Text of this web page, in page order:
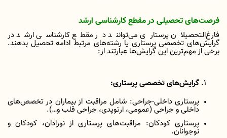
فرصت‌های تحصیلی در مقطع کارشناسی ارشد
فارغ‌التحصیلان پرستاری می‌توانند در مقطع کارشناسی ارشد در
گرایش‌های تخصصی پرستاری یا رشته‌های مرتبط ادامه تحصیل بدهند.
برخی از مهم‌ترین این گرایش‌ها عبارتند از:
گرایش‌های تخصصی پرستاری:
پرستاری داخلی-جراحی: شامل مراقبت از بیماران در تخصص‌های
داخلی و جراحی (عمومی، ارتوپدی، جراحی قلب و…
).
پرستاری کودکان: مراقبت‌های پرستاری از نوزادان، کودکان و
نوجوانان.